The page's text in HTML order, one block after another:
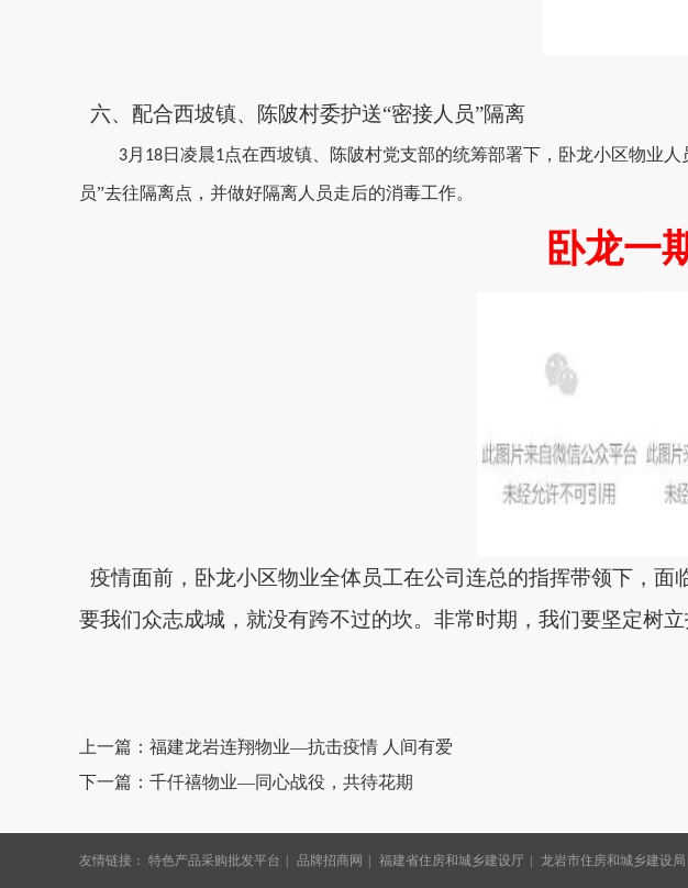
六、配合西坡镇、陈陂村委护送“密接人员”隔离
3月 18日凌晨1点在西坡镇、 陈陂村党支部的统筹部署下，卧龙小区物业人
员”去往隔离点 ， 并做好隔离人员走后的消毒工作。
卧龙一
疫情面前， 卧龙小区物业全体员工在公司连总的指挥带领下， 面
要我们众志成城，就没有跨不过的坎。非常时期，我们要坚定树
上一篇：福建龙岩连翔物业—抗击疫情 人间有爱
下一篇：千仟禧物业—同心战役，共待花期
友情链接： 特色产品采购批发平台 品牌招商网 福建省住房和城乡建设厅 龙岩市住房和城乡建设局